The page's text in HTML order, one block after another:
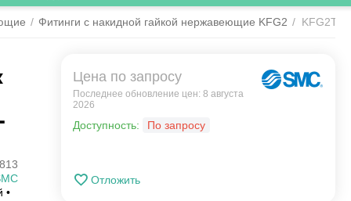
/ Фитинги с накидной гайкой нержавеющие KFG2 /
•
Цена по запросу
Последнее обновление цен: 8 августа
2026
Доступность: По запросу
Отложить